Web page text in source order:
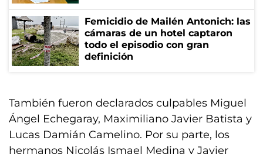
Femicidio de Mailén Antonich: las
cámaras de un hotel captaron
todo el episodio con gran
definición
También fueron declarados culpables Miguel
Ángel Echegaray, Maximiliano Javier Batista y
Lucas Damián Camelino. Por su parte, los
hermanos Nicolás Ismael Medina y Javier